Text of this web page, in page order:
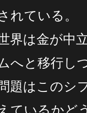
れている。
界は金が中
へと移行し
題はこのシ
ているかど